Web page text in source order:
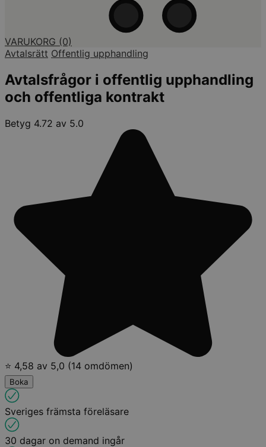
VARUKORG (0)
Avtalsrätt Offentlig upphandling
Avtalsfrågor i offentlig upphandling
och offentliga kontrakt
Betyg 4.72 av 5.0
⭐ 4,58 av 5,0 (14 omdömen)
Boka
Sveriges främsta föreläsare
30 dagar on demand ingår